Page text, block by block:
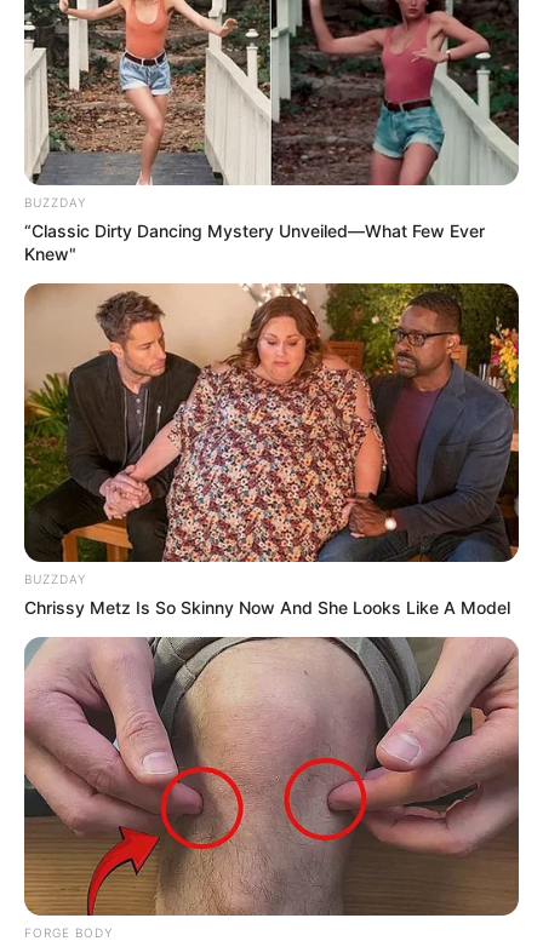
Hollywood's Inaccurate Portrayal of Reality - Take
a Look Inside!
BRAINBERRIES
Did You Notice How Natural Simba’s Movements
Looked In The Movie?
BRAINBERRIES
These Photos Make Us Nostalgic For The 70's
BRAINBERRIES
BUZZDAY
“Classic Dirty Dancing Mystery Unveiled—What Few Ever
Knew"
BUZZDAY
Chrissy Metz Is So Skinny Now And She Looks Like A Model
FORGE BODY